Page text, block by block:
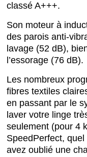
classé A+++.
Son moteur à
des parois anti-
lavage (52 dB),
l’essorage (76 dB).
Les nombreux
fibres textiles
en passant par le
laver votre linge
seulement (pour 4
SpeedPerfect,
avez oublié une